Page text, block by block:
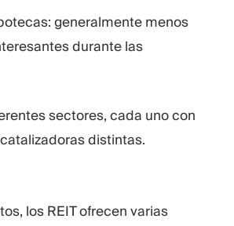
generalmente menos
durante las
sectores, cada uno con
distintas.
los REIT ofrecen varias